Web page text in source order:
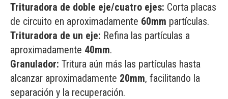
Trituradora de doble eje/cuatro ejes: Corta placas
de circuito en aproximadamente 60mm partículas.
Trituradora de un eje: Refina las partículas a
aproximadamente 40mm.
Granulador: Tritura aún más las partículas hasta
alcanzar aproximadamente 20mm, facilitando la
separación y la recuperación.